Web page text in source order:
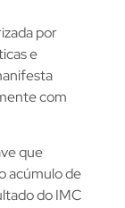
por
e
com
que
acúmulo de
do IMC